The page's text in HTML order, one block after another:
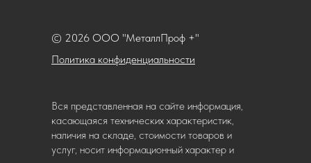
Политика конфиденциальности
© 2026 ООО "МеталлПроф +"
Вся представленная на сайте информация,
касающаяся технических характеристик,
наличия на складе, стоимости товаров и
услуг, носит информационный характер и